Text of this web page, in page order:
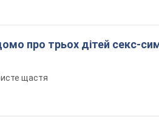
про трьох дітей секс-
щастя